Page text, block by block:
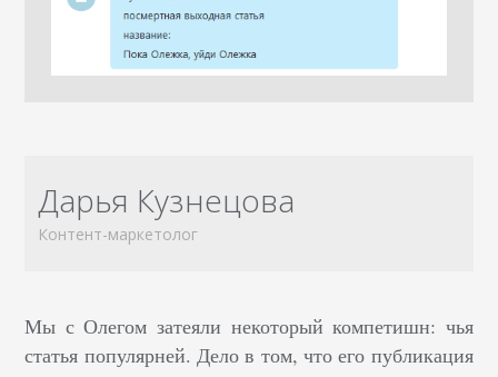
Дарья Кузнецова
Контент-маркетолог
Мы с Олегом затеяли некоторый компетишн: чья
статья популярней. Дело в том, что его публикация